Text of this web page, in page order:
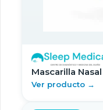
Mascarilla
Ver producto →